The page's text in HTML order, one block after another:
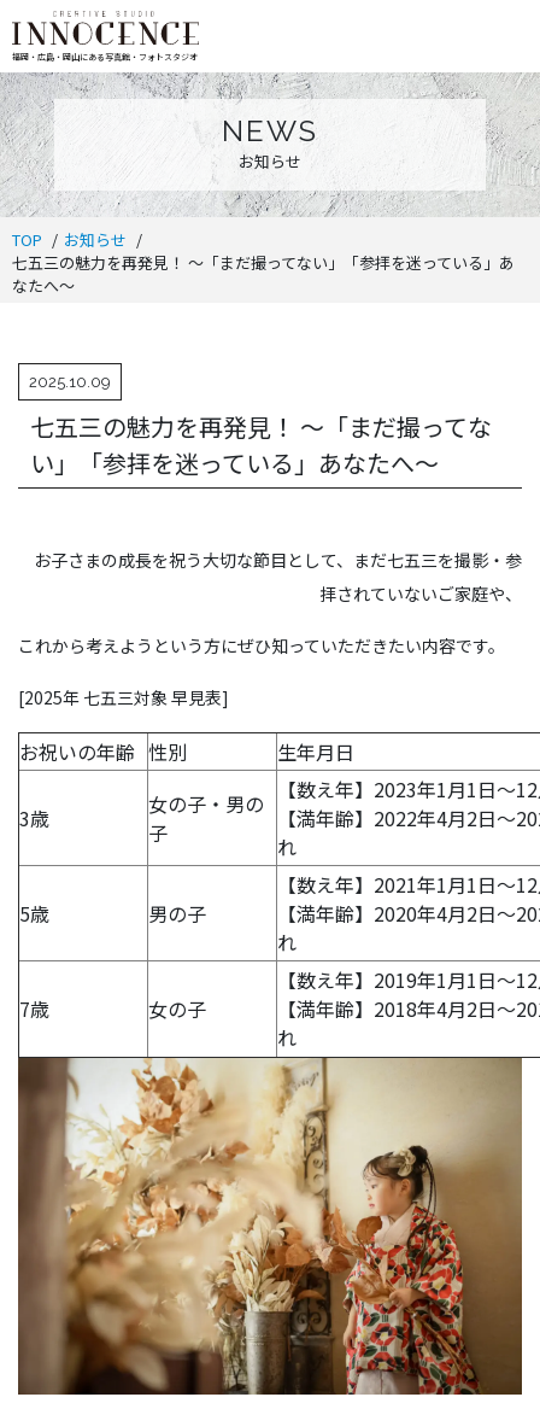
福岡・広島・岡山にある写真館・フォトスタジオ
NEWS
お知らせ
TOP
お知らせ
七五三の魅力を再発見！ ～「まだ撮ってない」「参拝を迷っている」あ
なたへ～
2025.10.09
七五三の魅力を再発見！ ～「まだ撮ってな
い」「参拝を迷っている」あなたへ～
お子さまの成長を祝う大切な節目として、まだ七五三を撮影・参
拝されていないご家庭や、
これから考えようという方にぜひ知っていただきたい内容です。
[2025年 七五三対象 早見表]
お祝いの年齢 性別 生年月日
3歳
女の子・男の
子
【数え年】2023年1月1日～
【満年齢】2022年4月2日～
れ
5歳 男の子
【数え年】2021年1月1日～
【満年齢】2020年4月2日～
れ
7歳 女の子
【数え年】2019年1月1日～
【満年齢】2018年4月2日～
れ